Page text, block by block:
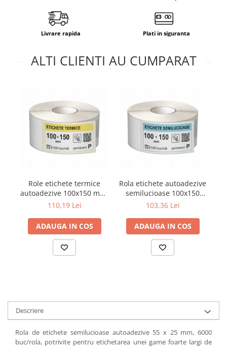
Livrare rapida Plati in siguranta
ALTI CLIENTI AU CUMPARAT
Role etichete termice
autoadezive 100x150 mm,
1000 etichete/rola
110,19 Lei
ADAUGA IN COS
Rola etichete autoadezive
semilucioase 100x150
mm, adeziv permanent,
103,36 Lei
ADAUGA IN COS
Descriere
Rola de etichete semilucioase autoadezive 55 x 25 mm, 6000
buc/rola, potrivite pentru etichetarea unei game foarte largi de